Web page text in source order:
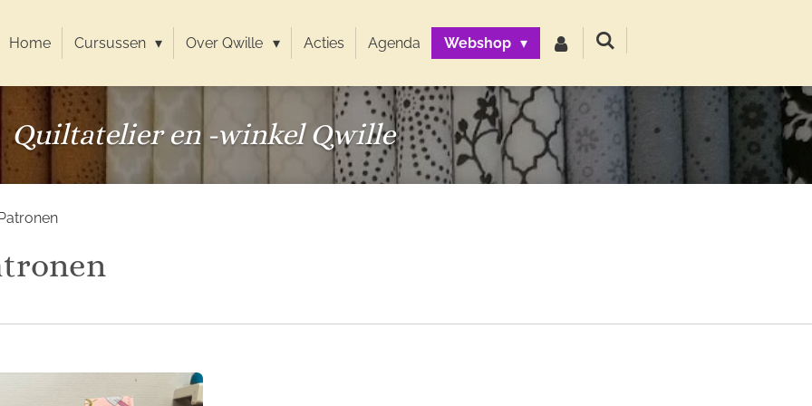
Home Cursussen Over Qwille Acties Agenda Webshop
Quiltatelier en -winkel Qwille